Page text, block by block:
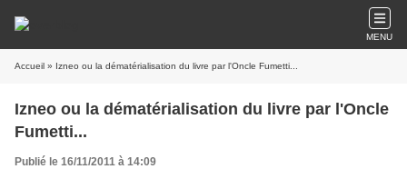
MENU
Accueil » Izneo ou la dématérialisation du livre par l'Oncle Fumetti...
Izneo ou la dématérialisation du livre par l'Oncle
Fumetti...
Publié le 16/11/2011 à 14:09